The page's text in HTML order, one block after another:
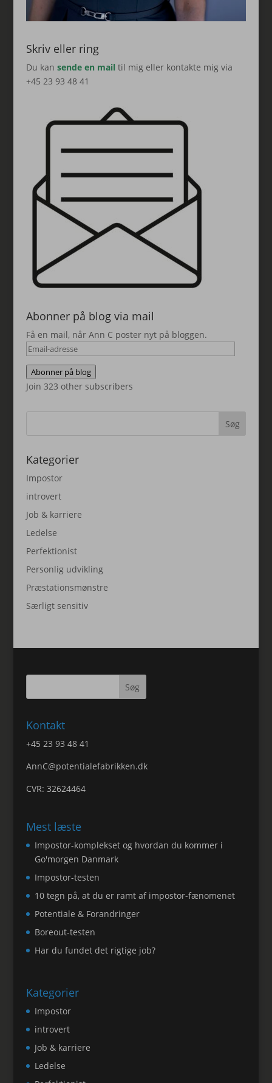
Skriv eller ring
Du kan sende en mail til mig eller kontakte mig via
+45 23 93 48 41
Abonner på blog via mail
Få en mail, når Ann C poster nyt på bloggen.
Email-
adresse
Abonner på blog
Join 323 other subscribers
Kategorier
Impostor
introvert
Job & karriere
Ledelse
Perfektionist
Personlig udvikling
Præstationsmønstre
Særligt sensitiv
Kontakt
+45 23 93 48 41
AnnC@potentialefabrikken.dk
CVR: 32624464
Mest læste
Impostor-komplekset og hvordan du kommer i
Go'morgen Danmark
Impostor-testen
10 tegn på, at du er ramt af impostor-fænomenet
Potentiale & Forandringer
Boreout-testen
Har du fundet det rigtige job?
Kategorier
Impostor
introvert
Job & karriere
Ledelse